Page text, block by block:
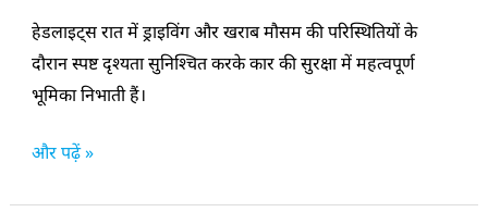
हेडलाइट्स रात में ड्राइविंग और खराब मौसम की परिस्थितियों के
दौरान स्पष्ट दृश्यता सुनिश्चित करके कार की सुरक्षा में महत्वपूर्ण
भूमिका निभाती हैं।
और पढ़ें »